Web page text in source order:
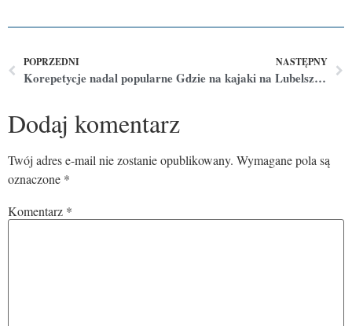
POPRZEDNI
Korepetycje nadal popularne
NASTĘPNY
Gdzie na kajaki na Lubelszczyźnie?
Dodaj komentarz
Twój adres e-mail nie zostanie opublikowany. Wymagane pola są
oznaczone *
Komentarz *